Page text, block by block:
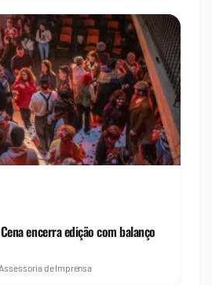
encerra edição com balanço
Assessoria de Imprensa